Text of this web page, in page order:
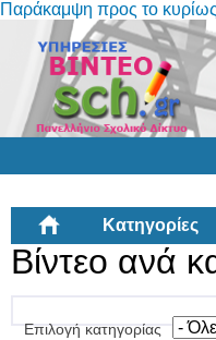
Παράκαμψη προς το
Κατηγορίες
Βίντεο ανά
Επιλογή κατηγορίας